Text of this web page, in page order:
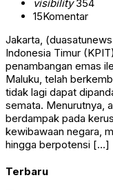
visibility354
15Komentar
Jakarta,
Indonesia Timur
penambangan emas
Maluku, telah
tidak lagi dapat
semata. Menurutnya,
berdampak pada
kewibawaan negara,
hingga berpotensi […]
Terbaru